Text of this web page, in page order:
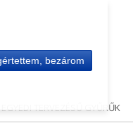
EGYEDI TERVEZÉSŰ GYŰRŰK
bezárom